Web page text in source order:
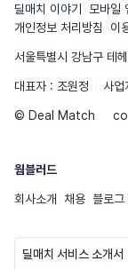
딜매치 이야기 모바일
개인정보 처리방침
이
서울특별시 강남구 테
대표자 : 조원정 사
© Deal Match
웜블러드
회사소개 채용 블로그
딜매치 서비스 소개서